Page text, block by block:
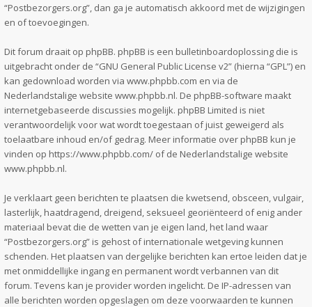
“Postbezorgers.org”, dan ga je automatisch akkoord met de wijzigingen
en of toevoegingen.
Dit forum draait op phpBB. phpBB is een bulletinboardoplossing die is
uitgebracht onder de “GNU General Public License v2” (hierna “GPL”) en
kan gedownload worden via www.phpbb.com en via de
Nederlandstalige website www.phpbb.nl. De phpBB-software maakt
internetgebaseerde discussies mogelijk. phpBB Limited is niet
verantwoordelijk voor wat wordt toegestaan of juist geweigerd als
toelaatbare inhoud en/of gedrag. Meer informatie over phpBB kun je
vinden op https://www.phpbb.com/ of de Nederlandstalige website
www.phpbb.nl.
Je verklaart geen berichten te plaatsen die kwetsend, obsceen, vulgair,
lasterlijk, haatdragend, dreigend, seksueel georiënteerd of enig ander
materiaal bevat die de wetten van je eigen land, het land waar
“Postbezorgers.org” is gehost of internationale wetgeving kunnen
schenden. Het plaatsen van dergelijke berichten kan ertoe leiden dat je
met onmiddellijke ingang en permanent wordt verbannen van dit
forum. Tevens kan je provider worden ingelicht. De IP-adressen van
alle berichten worden opgeslagen om deze voorwaarden te kunnen